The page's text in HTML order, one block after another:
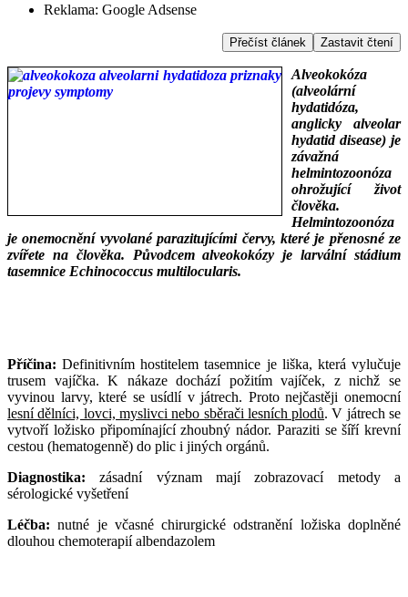
Reklama: Google Adsense
Přečíst článek Zastavit čtení
Alveokokóza
(alveolární
hydatidóza,
anglicky alveolar
hydatid disease) je
závažná
helmintozoonóza
ohrožující život
člověka.
Helmintozoonóza
je onemocnění vyvolané parazitujícími červy, které je přenosné ze
zvířete na člověka. Původcem alveokokózy je larvální stádium
tasemnice Echinococcus multilocularis.
Příčina: Definitivním hostitelem tasemnice je liška, která vylučuje
trusem vajíčka. K nákaze dochází požitím vajíček, z nichž se
vyvinou larvy, které se usídlí v játrech. Proto nejčastěji onemocní
lesní dělníci, lovci, myslivci nebo sběrači lesních plodů. V játrech se
vytvoří ložisko připomínající zhoubný nádor. Paraziti se šíří krevní
cestou (hematogenně) do plic i jiných orgánů.
Diagnostika: zásadní význam mají zobrazovací metody a
sérologické vyšetření
Léčba: nutné je včasné chirurgické odstranění ložiska doplněné
dlouhou chemoterapií albendazolem